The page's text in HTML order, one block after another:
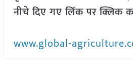
नीचे दिए गए लिंक पर क्लिक
www.global-